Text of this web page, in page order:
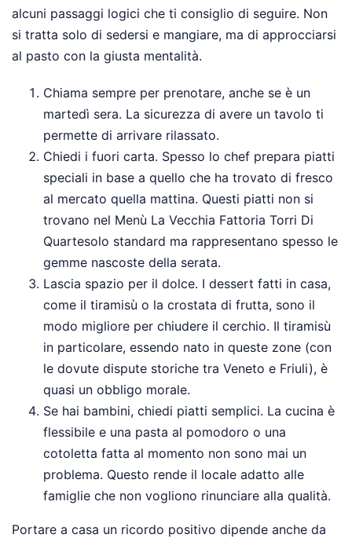
alcuni passaggi logici che ti consiglio di seguire. Non
si tratta solo di sedersi e mangiare, ma di approcciarsi
al pasto con la giusta mentalità.
Chiama sempre per prenotare, anche se è un
martedì sera. La sicurezza di avere un tavolo ti
permette di arrivare rilassato.
Chiedi i fuori carta. Spesso lo chef prepara piatti
speciali in base a quello che ha trovato di fresco
al mercato quella mattina. Questi piatti non si
trovano nel Menù La Vecchia Fattoria Torri Di
Quartesolo standard ma rappresentano spesso le
gemme nascoste della serata.
Lascia spazio per il dolce. I dessert fatti in casa,
come il tiramisù o la crostata di frutta, sono il
modo migliore per chiudere il cerchio. Il tiramisù
in particolare, essendo nato in queste zone (con
le dovute dispute storiche tra Veneto e Friuli), è
quasi un obbligo morale.
Se hai bambini, chiedi piatti semplici. La cucina è
flessibile e una pasta al pomodoro o una
cotoletta fatta al momento non sono mai un
problema. Questo rende il locale adatto alle
famiglie che non vogliono rinunciare alla qualità.
Portare a casa un ricordo positivo dipende anche da